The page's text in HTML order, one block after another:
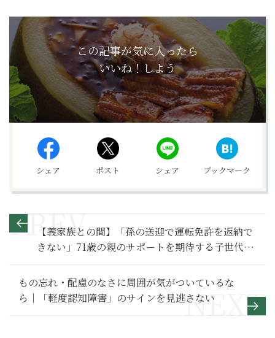
この記事が気に入ったら
いいね！しよう
シェア ポスト シェア ブックマーク
【義家族との間】「孫の送迎で運転免許を返納で
きない」71歳の親のサポートを期待する子世代の
育児～その２～
もの忘れ・配慮のなさに周囲が気がついているな
ら｜「軽度認知障害」のサインを見逃さない